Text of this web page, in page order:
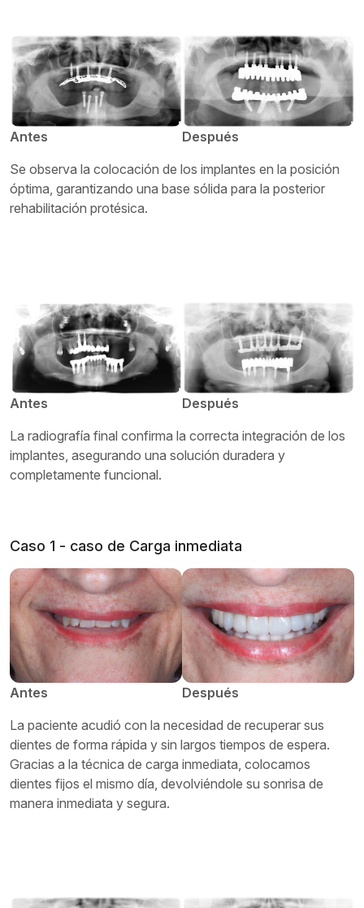
Antes
Después
Se observa la colocación de los implantes en la posición
óptima, garantizando una base sólida para la posterior
rehabilitación protésica.
Antes
Después
La radiografía final confirma la correcta integración de los
implantes, asegurando una solución duradera y
completamente funcional.
Caso 1 - caso de Carga inmediata
Antes
Después
La paciente acudió con la necesidad de recuperar sus
dientes de forma rápida y sin largos tiempos de espera.
Gracias a la técnica de carga inmediata, colocamos
dientes fijos el mismo día, devolviéndole su sonrisa de
manera inmediata y segura.